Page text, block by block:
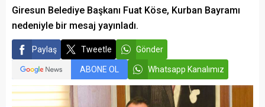
Giresun Belediye Başkanı Fuat Köse, Kurban Bayramı
nedeniyle bir mesaj yayınladı.
Paylaş Tweetle Gönder
ABONE OL Whatsapp Kanalımız